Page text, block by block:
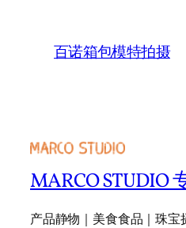
百诺箱包模特拍摄
MARCO STUDIO
产品静物｜美食食品｜珠